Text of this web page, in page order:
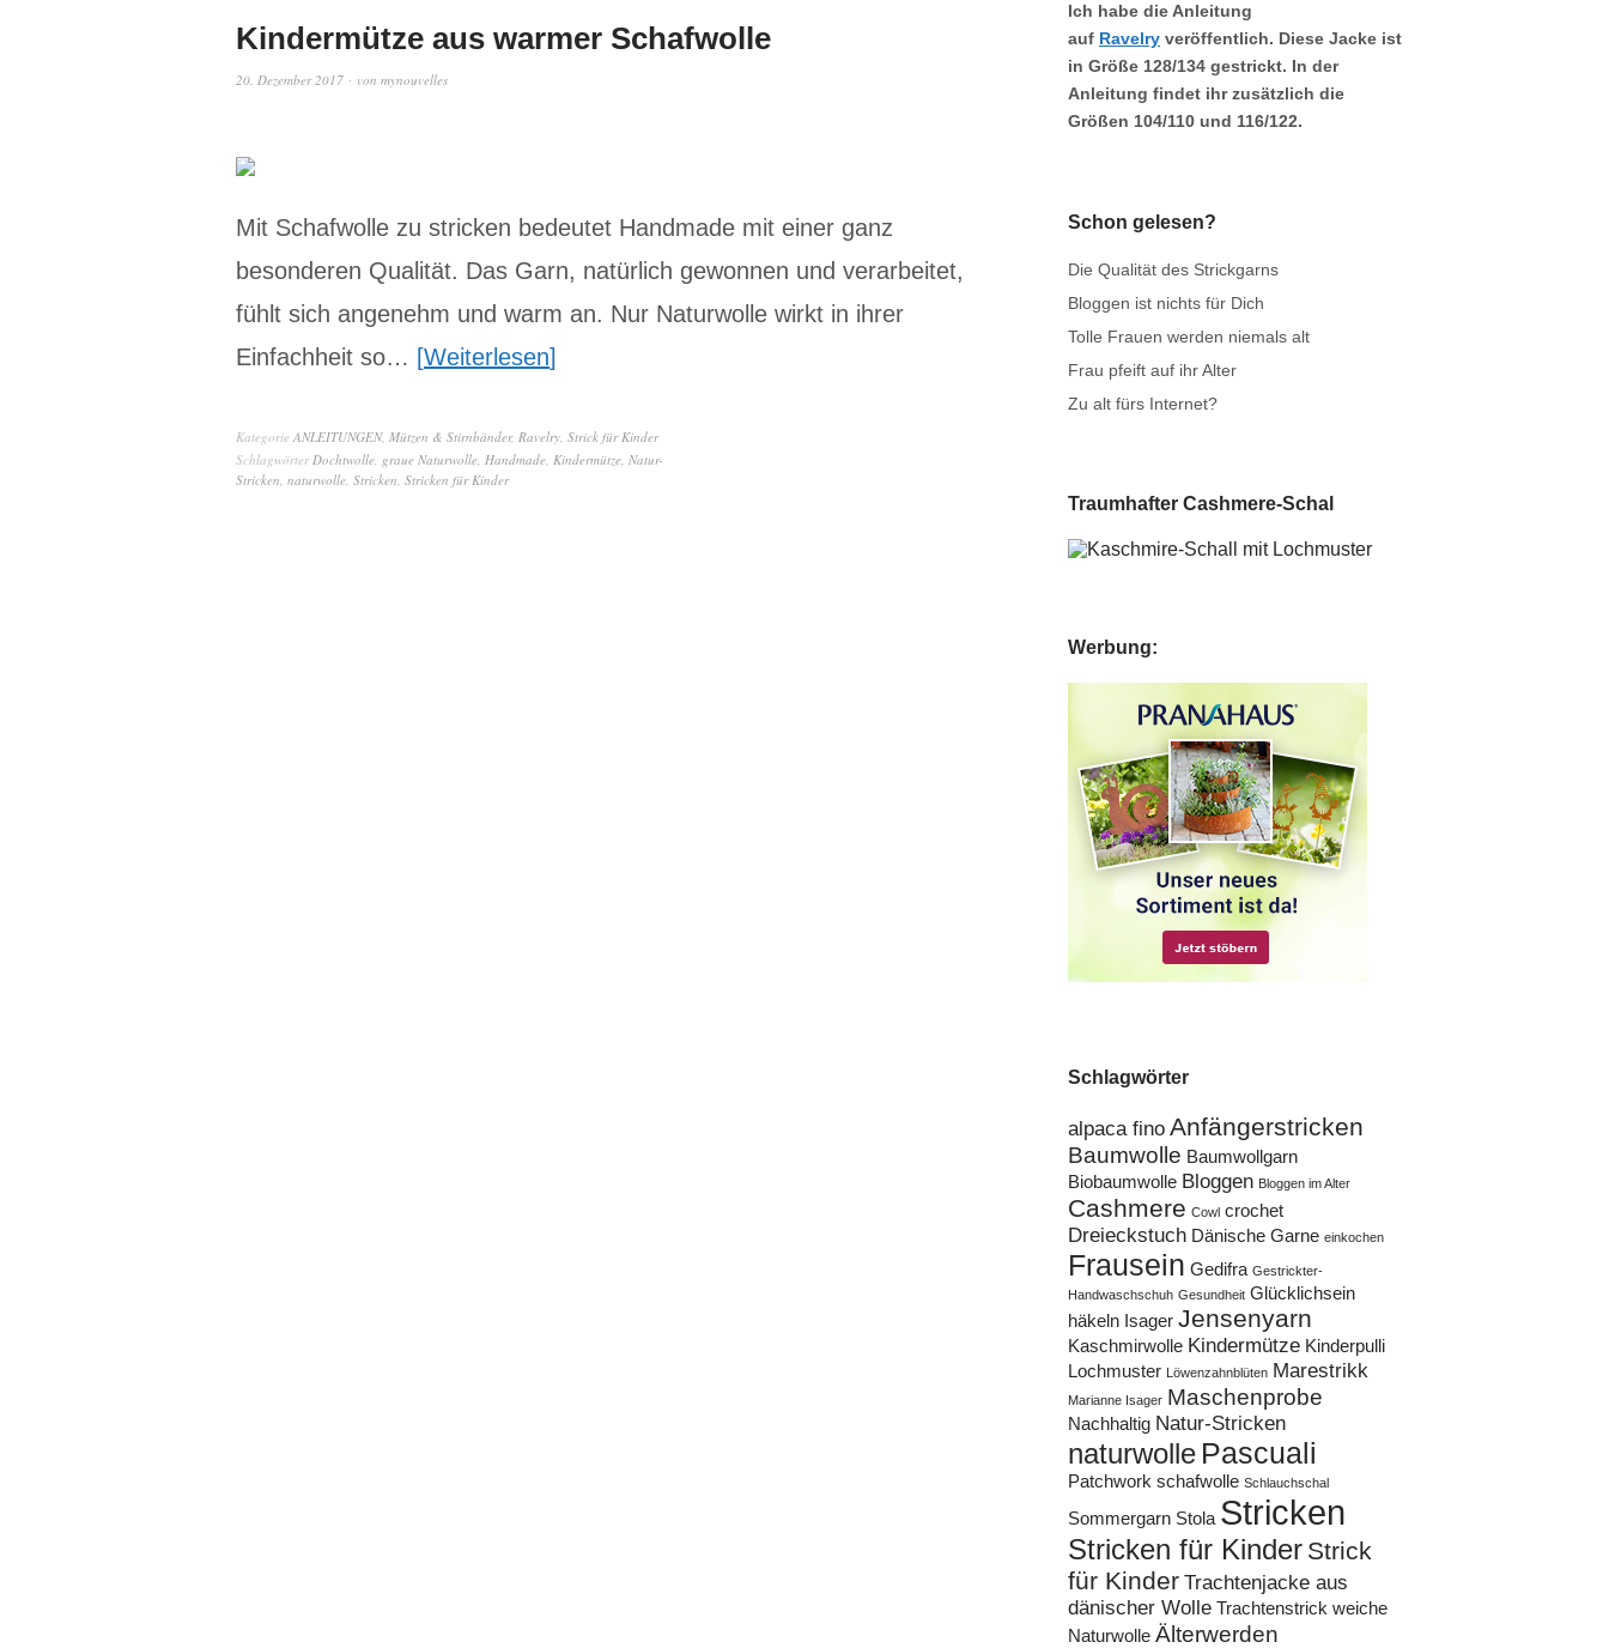
Kindermütze aus warmer Schafwolle
20. Dezember 2017 von mynouvelles
Mit Schafwolle zu stricken bedeutet Handmade mit einer ganz
besonderen Qualität. Das Garn, natürlich gewonnen und verarbeitet,
fühlt sich angenehm und warm an. Nur Naturwolle wirkt in ihrer
Einfachheit so…
Weiterlesen
Kategorie ANLEITUNGEN, Mützen & Stirnbänder, Ravelry, Strick für Kinder
SchlagwörterDochtwolle, graue Naturwolle, Handmade, Kindermütze, Natur-
Stricken, naturwolle, Stricken, Stricken für Kinder
Ich habe die Anleitung
auf Ravelry veröffentlich. Diese Jacke ist
in Größe 128/134 gestrickt. In der
Anleitung findet ihr zusätzlich die
Größen 104/110 und 116/122.
Schon gelesen?
Die Qualität des Strickgarns
Bloggen ist nichts für Dich
Tolle Frauen werden niemals alt
Frau pfeift auf ihr Alter
Zu alt fürs Internet?
Traumhafter Cashmere-Schal
Werbung:
Schlagwörter
alpaca fino Anfängerstricken
Baumwolle Baumwollgarn
Biobaumwolle Bloggen Bloggen im Alter
Cashmere Cowl crochet
Dreieckstuch Dänische Garne einkochen
Frausein Gedifra Gestrickter-
Handwaschschuh Gesundheit Glücklichsein
häkeln Isager Jensenyarn
Kaschmirwolle Kindermütze Kinderpulli
Lochmuster Löwenzahnblüten Marestrikk
Marianne Isager Maschenprobe
Nachhaltig Natur-Stricken
naturwolle Pascuali
Patchwork schafwolle Schlauchschal
Sommergarn Stola Stricken
Stricken für Kinder Strick
für Kinder Trachtenjacke aus
dänischer Wolle Trachtenstrick weiche
Naturwolle Älterwerden